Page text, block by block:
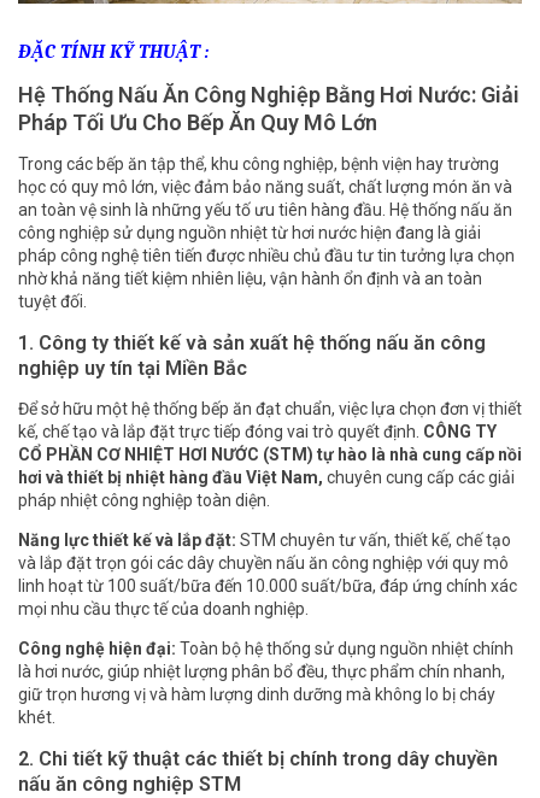
ĐẶC TÍNH KỸ THUẬT :
Hệ Thống Nấu Ăn Công Nghiệp Bằng Hơi Nước: Giải
Pháp Tối Ưu Cho Bếp Ăn Quy Mô Lớn
Trong các bếp ăn tập thể, khu công nghiệp, bệnh viện hay trường
học có quy mô lớn, việc đảm bảo năng suất, chất lượng món ăn và
an toàn vệ sinh là những yếu tố ưu tiên hàng đầu. Hệ thống nấu ăn
công nghiệp sử dụng nguồn nhiệt từ hơi nước hiện đang là giải
pháp công nghệ tiên tiến được nhiều chủ đầu tư tin tưởng lựa chọn
nhờ khả năng tiết kiệm nhiên liệu, vận hành ổn định và an toàn
tuyệt đối.
1. Công ty thiết kế và sản xuất hệ thống nấu ăn công
nghiệp uy tín tại Miền Bắc
Để sở hữu một hệ thống bếp ăn đạt chuẩn, việc lựa chọn đơn vị thiết
kế, chế tạo và lắp đặt trực tiếp đóng vai trò quyết định. CÔNG TY
CỔ PHẦN CƠ NHIỆT HƠI NƯỚC (STM) tự hào là nhà cung cấp nồi
hơi và thiết bị nhiệt hàng đầu Việt Nam, chuyên cung cấp các giải
pháp nhiệt công nghiệp toàn diện.
Năng lực thiết kế và lắp đặt: STM chuyên tư vấn, thiết kế, chế tạo
và lắp đặt trọn gói các dây chuyền nấu ăn công nghiệp với quy mô
linh hoạt từ 100 suất/bữa đến 10.000 suất/bữa, đáp ứng chính xác
mọi nhu cầu thực tế của doanh nghiệp.
Công nghệ hiện đại: Toàn bộ hệ thống sử dụng nguồn nhiệt chính
là hơi nước, giúp nhiệt lượng phân bổ đều, thực phẩm chín nhanh,
giữ trọn hương vị và hàm lượng dinh dưỡng mà không lo bị cháy
khét.
2. Chi tiết kỹ thuật các thiết bị chính trong dây chuyền
nấu ăn công nghiệp STM